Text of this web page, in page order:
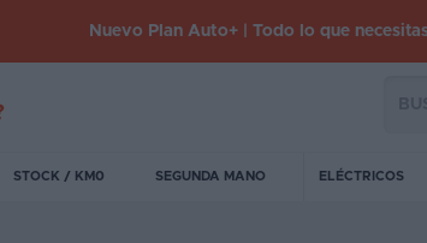
Nuevo Plan Auto+ | Todo lo que
STOCK / KM0 SEGUNDA MANO ELÉCTRICOS